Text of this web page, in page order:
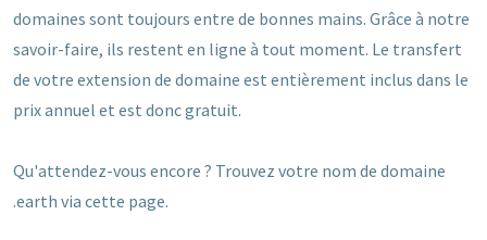
domaines sont toujours entre de bonnes mains. Grâce à notre
savoir-faire, ils restent en ligne à tout moment. Le transfert
de votre extension de domaine est entièrement inclus dans le
prix annuel et est donc gratuit.
Qu'attendez-vous encore ? Trouvez votre nom de domaine
.earth via cette page.